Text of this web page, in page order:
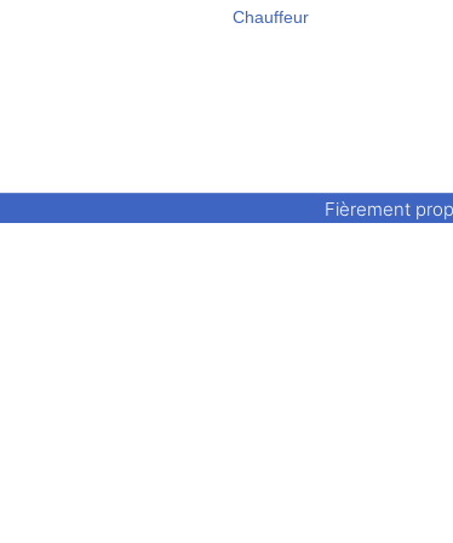
Chauffeur
Fièrement